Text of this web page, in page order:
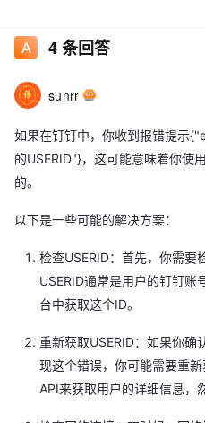
4条回答
sunrr
如果在钉钉中，你收到报错提示
的USERID"}，这可能意味着你使
的。
以下是一些可能的解决方案：
检查USERID：首先，你需要
USERID通常是用户的钉钉账
台中获取这个ID。
重新获取USERID：如果你确
现这个错误，你可能需要重
API来获取用户的详细信息，